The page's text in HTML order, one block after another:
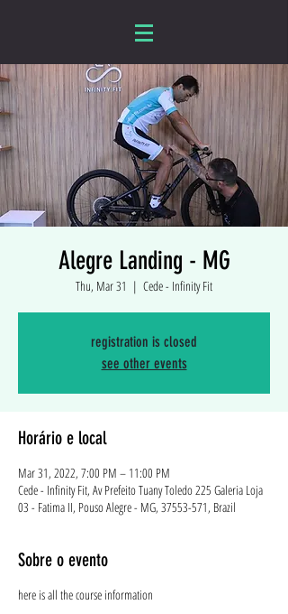
Alegre Landing - MG
Thu, Mar 31
  |
Cede - Infinity Fit
registration is closed
see other events
Horário e local
Mar 31, 2022, 7:00 PM – 11:00 PM
Cede - Infinity Fit, Av Prefeito Tuany Toledo 225 Galeria Loja
03 - Fatima II, Pouso Alegre - MG, 37553-571, Brazil
Sobre o evento
here is all the course information